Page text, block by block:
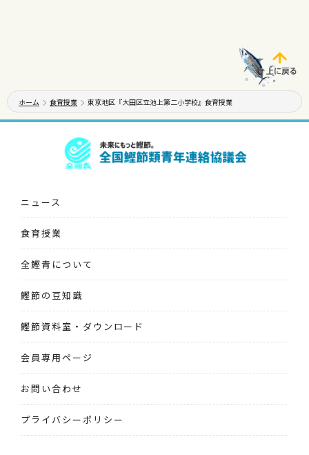
ホーム 食育授業 東京地区『大田区立池上第二小学校』食育授業
ニュース
食育授業
全鰹青について
鰹節の豆知識
鰹節資料室・ダウンロード
会員専用ページ
お問い合わせ
プライバシーポリシー